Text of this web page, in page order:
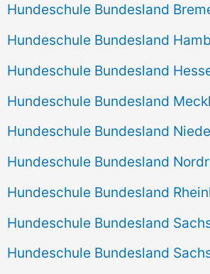
Hundeschule Bundesland
Hundeschule Bundesland
Hundeschule Bundesland
Hundeschule Bundesland
Hundeschule Bundesland
Hundeschule Bundesland
Hundeschule Bundesland
Hundeschule Bundesland
Hundeschule Bundesland